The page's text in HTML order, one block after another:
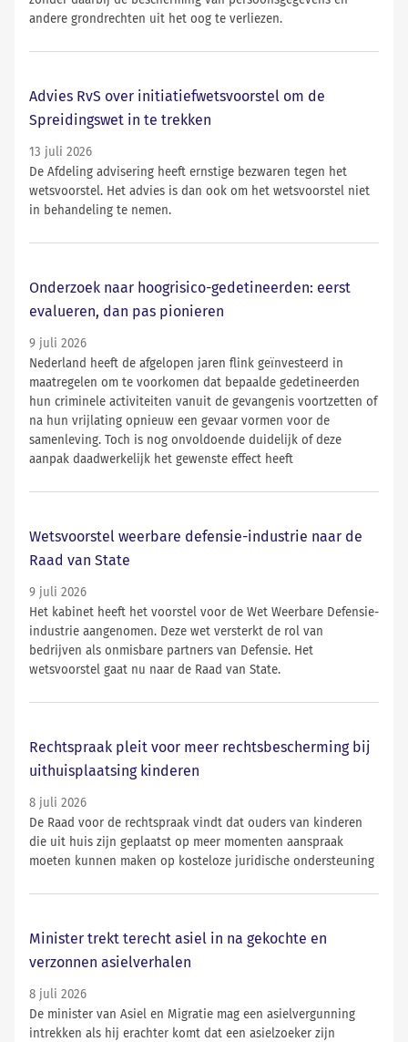
andere grondrechten uit het oog te verliezen.
Advies RvS over initiatiefwetsvoorstel om de
Spreidingswet in te trekken
13 juli 2026
De Afdeling advisering heeft ernstige bezwaren tegen het
wetsvoorstel. Het advies is dan ook om het wetsvoorstel niet
in behandeling te nemen.
Onderzoek naar hoogrisico-gedetineerden: eerst
evalueren, dan pas pionieren
9 juli 2026
Nederland heeft de afgelopen jaren flink geïnvesteerd in
maatregelen om te voorkomen dat bepaalde gedetineerden
hun criminele activiteiten vanuit de gevangenis voortzetten of
na hun vrijlating opnieuw een gevaar vormen voor de
samenleving. Toch is nog onvoldoende duidelijk of deze
aanpak daadwerkelijk het gewenste effect heeft
Wetsvoorstel weerbare defensie-industrie naar de
Raad van State
9 juli 2026
Het kabinet heeft het voorstel voor de Wet Weerbare Defensie-
industrie aangenomen. Deze wet versterkt de rol van
bedrijven als onmisbare partners van Defensie. Het
wetsvoorstel gaat nu naar de Raad van State.
Rechtspraak pleit voor meer rechtsbescherming bij
uithuisplaatsing kinderen
8 juli 2026
De Raad voor de rechtspraak vindt dat ouders van kinderen
die uit huis zijn geplaatst op meer momenten aanspraak
moeten kunnen maken op kosteloze juridische ondersteuning
Minister trekt terecht asiel in na gekochte en
verzonnen asielverhalen
8 juli 2026
De minister van Asiel en Migratie mag een asielvergunning
intrekken als hij erachter komt dat een asielzoeker zijn